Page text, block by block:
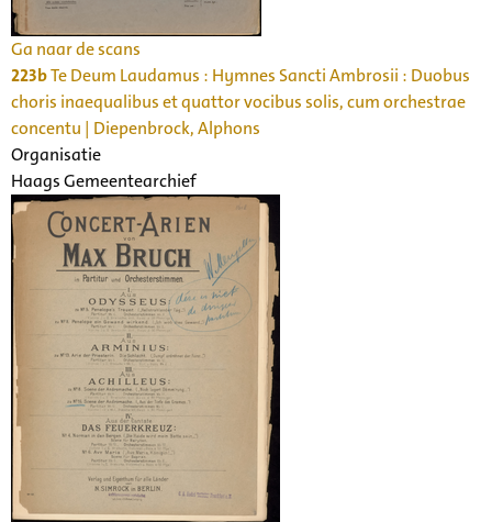
Ga naar de scans
223bTe Deum Laudamus : Hymnes Sancti Ambrosii : Duobus
choris inaequalibus et quattor vocibus solis, cum orchestrae
concentu | Diepenbrock, Alphons
Organisatie
Haags Gemeentearchief